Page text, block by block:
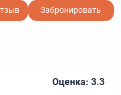
Забронировать
Оценка: 3.3